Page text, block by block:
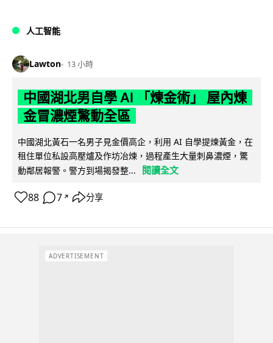
人工智能
Lawton 13 小時
中國湖北男自學 AI 「煉金術」 屋內煉
金冒濃煙驚動全區
中國湖北黃石一名男子見金價高企，利用 AI 自學提煉黃金，在
租住單位私設高壓爐及作坊冶煉，過程產生大量刺鼻濃煙，驚
動鄰居報警。警方到場揭發整...
閱讀全文
88 7 ↗ 分享
ADVERTISEMENT